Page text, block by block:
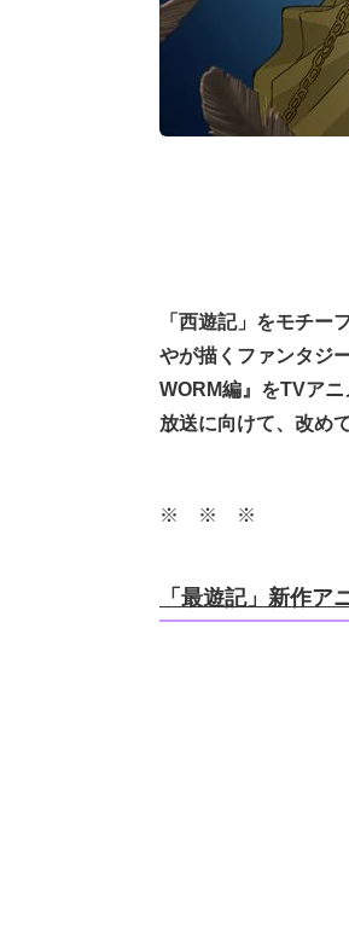
「西遊記」をモチー
やが描くファンタジ
WORM編』をTVア
放送に向けて、改め
※ ※ ※
「最遊記」新作ア